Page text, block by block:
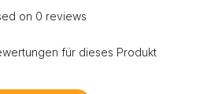
on 0 reviews
für dieses Produkt